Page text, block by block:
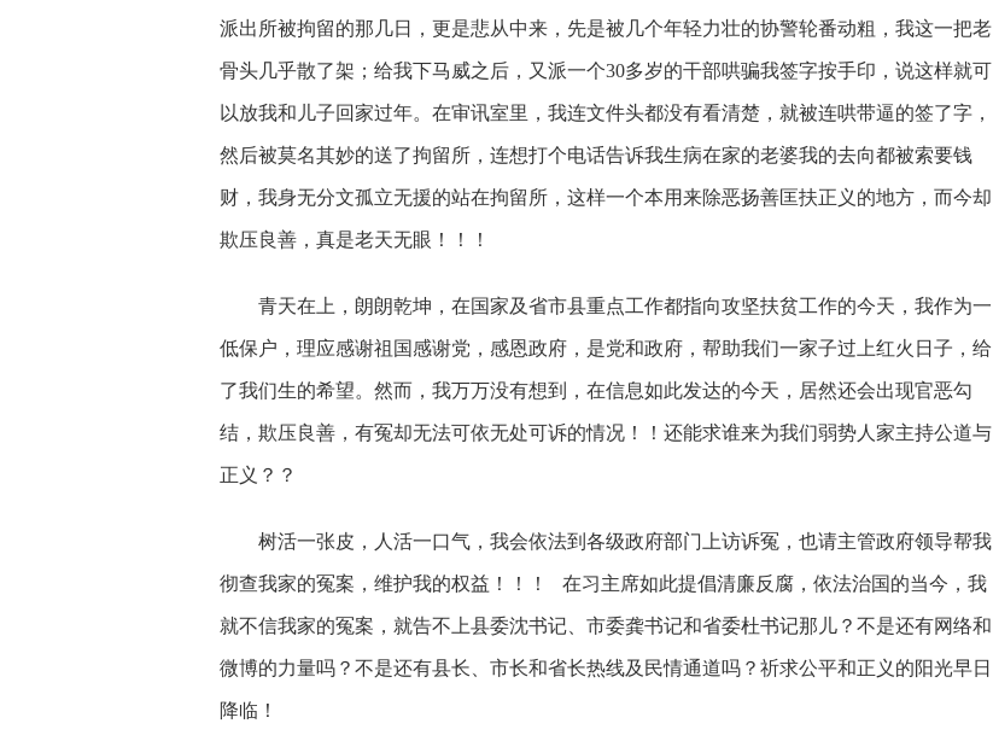
派出所被拘留的那几日，更是悲从中来，先是被几个年轻力壮的协警轮番动粗，我这一把老
骨头几乎散了架；给我下马威之后，又派一个30多岁的干部哄骗我签字按手印，说这样就可
以放我和儿子回家过年。在审讯室里，我连文件头都没有看清楚，就被连哄带逼的签了字，
然后被莫名其妙的送了拘留所，连想打个电话告诉我生病在家的老婆我的去向都被索要钱
财，我身无分文孤立无援的站在拘留所，这样一个本用来除恶扬善匡扶正义的地方，而今却
欺压良善，真是老天无眼！！！
青天在上，朗朗乾坤，在国家及省市县重点工作都指向攻坚扶贫工作的今天，我作为一
低保户，理应感谢祖国感谢党，感恩政府，是党和政府，帮助我们一家子过上红火日子，给
了我们生的希望。然而，我万万没有想到，在信息如此发达的今天，居然还会出现官恶勾
结，欺压良善，有冤却无法可依无处可诉的情况！！还能求谁来为我们弱势人家主持公道与
正义？？
树活一张皮，人活一口气，我会依法到各级政府部门上访诉冤，也请主管政府领导帮我
彻查我家的冤案，维护我的权益！！！ 在习主席如此提倡清廉反腐，依法治国的当今，我
就不信我家的冤案，就告不上县委沈书记、市委龚书记和省委杜书记那儿？不是还有网络和
微博的力量吗？不是还有县长、市长和省长热线及民情通道吗？祈求公平和正义的阳光早日
降临！